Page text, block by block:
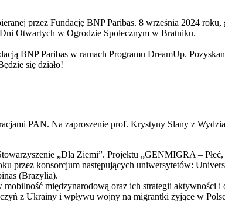
przez Fundację BNP Paribas. 8 września 2024
Otwartych w Ogrodzie Społecznym w Bratniku.
BNP Paribas w ramach Programu DreamUp.
się działo!
PAN. Na zaproszenie prof. Krystyny Slany z
„Dla Ziemi”. Projektu „GENMIGRA –
przez konsorcjum następujących uniwersytetów:
(Brazylia).
międzynarodową oraz ich strategii aktywności
z Ukrainy i wpływu wojny na migrantki żyjące w